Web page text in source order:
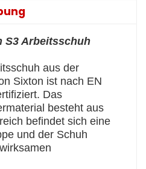
S3 Arbeitsschuh
aus der
Sixton ist nach EN
Das
besteht aus
befindet sich eine
und der Schuh